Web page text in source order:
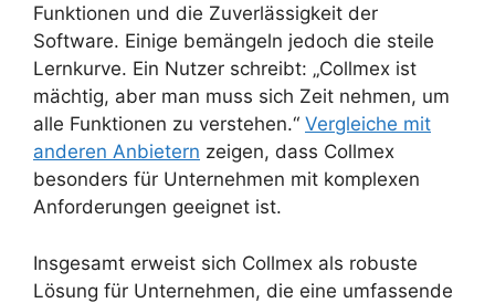
Funktionen und die Zuverlässigkeit der
Software. Einige bemängeln jedoch die steile
Lernkurve. Ein Nutzer schreibt: „Collmex ist
mächtig, aber man muss sich Zeit nehmen, um
alle Funktionen zu verstehen.“ Vergleiche mit
anderen Anbietern zeigen, dass Collmex
besonders für Unternehmen mit komplexen
Anforderungen geeignet ist.
Insgesamt erweist sich Collmex als robuste
Lösung für Unternehmen, die eine umfassende